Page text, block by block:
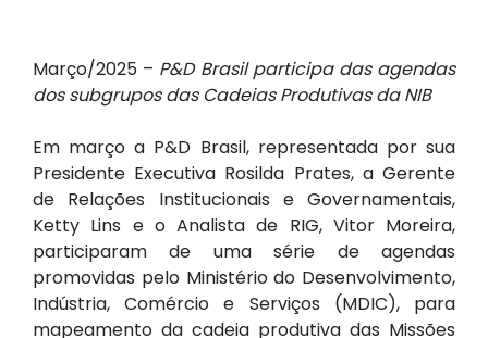
Março/2025 – P&D Brasil participa das agendas
dos subgrupos das Cadeias Produtivas da NIB
Em março a P&D Brasil, representada por sua
Presidente Executiva Rosilda Prates, a Gerente
de Relações Institucionais e Governamentais,
Ketty Lins e o Analista de RIG, Vitor Moreira,
participaram de uma série de agendas
promovidas pelo Ministério do Desenvolvimento,
Indústria, Comércio e Serviços (MDIC), para
mapeamento da cadeia produtiva das Missões